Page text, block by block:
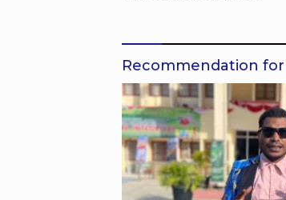
Recommendation for